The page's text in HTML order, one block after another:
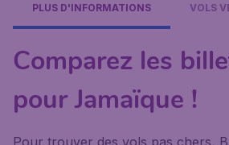
PLUS D'INFORMATIONS VOLS
Comparez les
pour Jamaïque !
Pour trouver des vols pas chers,